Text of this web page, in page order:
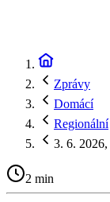
Zprávy
Domácí
Regionální
3. 6.
2 min